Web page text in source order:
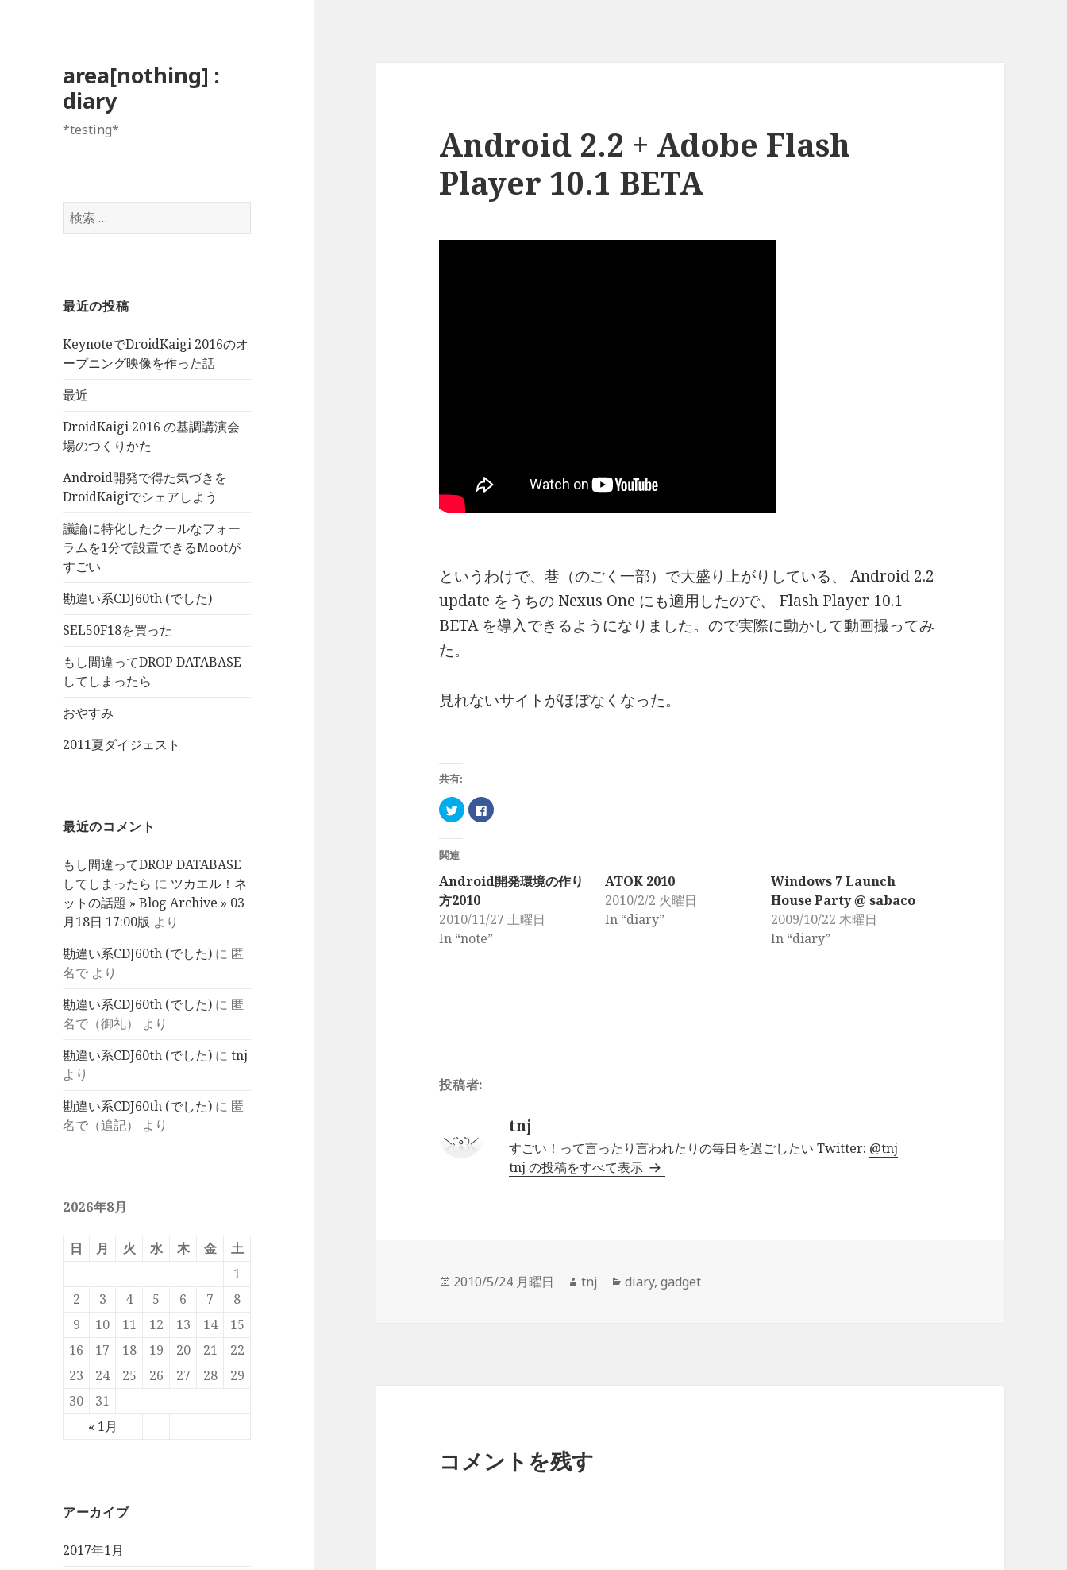
area[nothing] :
diary
*testing*
検
索:
最近の投稿
KeynoteでDroidKaigi 2016のオ
ープニング映像を作った話
最近
DroidKaigi 2016 の基調講演会
場のつくりかた
Android開発で得た気づきを
DroidKaigiでシェアしよう
議論に特化したクールなフォー
ラムを1分で設置できるMootが
すごい
勘違い系CDJ60th (でした)
SEL50F18を買った
もし間違ってDROP DATABASE
してしまったら
おやすみ
2011夏ダイジェスト
最近のコメント
もし間違ってDROP DATABASE
してしまったら に ツカエル！ネ
ットの話題 » Blog Archive » 03
月18日 17:00版 より
勘違い系CDJ60th (でした) に 匿
名で より
勘違い系CDJ60th (でした) に 匿
名で（御礼）
より
勘違い系CDJ60th (でした) にtnj
より
勘違い系CDJ60th (でした) に 匿
名で（追記）
より
2026年8月
日 月 火 水 木 金 土
« 1月
1
2
3 4 5 6 7
8
9
10 11 12 13 14
15
16
17 18 19 20 21
22
23
24 25 26 27 28
29
30
31
アーカイブ
2017年1月
Android 2.2 + Adobe Flash
Player 10.1 BETA
というわけで、巷（のごく一部）で大盛り上がりしている、 Android 2.2
update をうちの Nexus One にも適用したので、 Flash Player 10.1
BETA を導入できるようになりました。ので実際に動かして動画撮ってみ
た。
見れないサイトがほぼなくなった。
共有:
ク
リ
ク
て
T
w
i
t
t
e
r
で
共
す
)
F
a
k
で
共
す
る
に
は
関連
Android開発環境の作り
方2010
2010/11/27 土曜日
In “note”
ATOK 2010
2010/2/2 火曜日
In “diary”
Windows 7 Launch
House Party @ sabaco
2009/10/22 木曜日
In “diary”
投稿者:
tnj
すごい！って言ったり言われたりの毎日を過ごしたい Twitter: @tnj
tnj の投稿をすべて表示
投
2010/5/24 月曜日
作
tnj
カ
diary,gadget
コメントを残す